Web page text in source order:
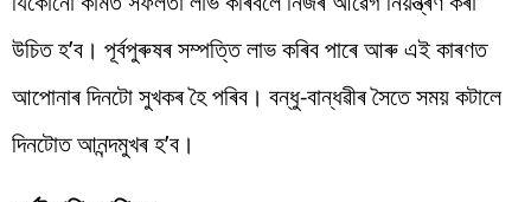
উচিত হ’ব। পূৰ্বপুৰুষৰ সম্পত্তি লাভ কৰিব পাৰে আৰু এই কাৰণত
আপোনাৰ দিনটো সুখকৰ হৈ পৰিব। বন্ধু-বান্ধৱীৰ সৈতে সময় কটালে
দিনটোত আনন্দমুখৰ হ’ব।